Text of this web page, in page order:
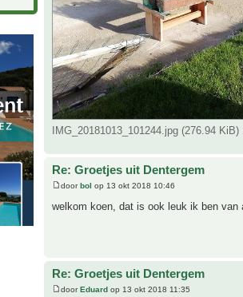
IMG_20181013_101244.jpg (276.94
Re: Groetjes uit Dentergem
doorbol op 13 okt 2018 10:46
welkom koen, dat is ook leuk ik ben van
Re: Groetjes uit Dentergem
doorEduard op 13 okt 2018 11:35